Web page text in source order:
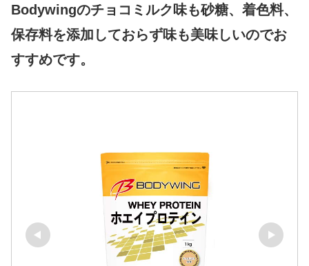
Bodywingのチョコミルク味も砂糖、着色料、
保存料を添加しておらず味も美味しいのでお
すすめです。